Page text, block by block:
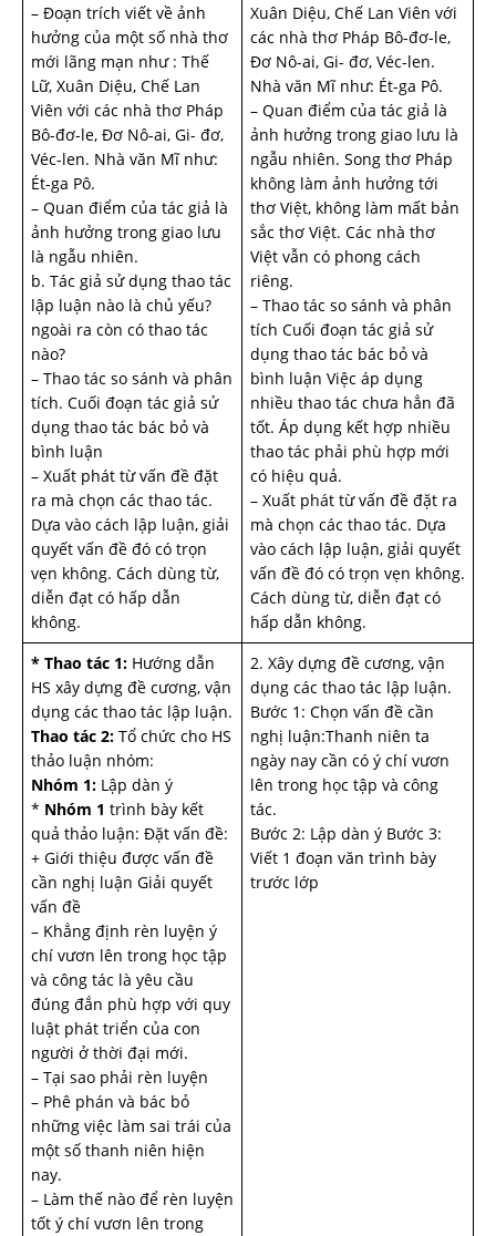
– Đoạn trích viết về ảnh
hưởng của một số nhà thơ
mới lãng mạn như : Thế
Lữ, Xuân Diệu, Chế Lan
Viên với các nhà thơ Pháp
Bô-đơ-le, Đơ Nô-ai, Gi- đơ,
Véc-len. Nhà văn Mĩ như:
Ét-ga Pô.
– Quan điểm của tác giả là
ảnh hưởng trong giao lưu
là ngẫu nhiên.
b. Tác giả sử dụng thao tác
lập luận nào là chủ yếu?
ngoài ra còn có thao tác
nào?
– Thao tác so sánh và phân
tích. Cuối đoạn tác giả sử
dụng thao tác bác bỏ và
bình luận
– Xuất phát từ vấn đề đặt
ra mà chọn các thao tác.
Dựa vào cách lập luận, giải
quyết vấn đề đó có trọn
vẹn không. Cách dùng từ,
diễn đạt có hấp dẫn
không.
Xuân Diệu, Chế Lan Viên với
các nhà thơ Pháp Bô-đơ-le,
Đơ Nô-ai, Gi- đơ, Véc-len.
Nhà văn Mĩ như: Ét-ga Pô.
– Quan điểm của tác giả là
ảnh hưởng trong giao lưu là
ngẫu nhiên. Song thơ Pháp
không làm ảnh hưởng tới
thơ Việt, không làm mất bản
sắc thơ Việt. Các nhà thơ
Việt vẫn có phong cách
riêng.
– Thao tác so sánh và phân
tích Cuối đoạn tác giả sử
dụng thao tác bác bỏ và
bình luận Việc áp dụng
nhiều thao tác chưa hẳn đã
tốt. Áp dụng kết hợp nhiều
thao tác phải phù hợp mới
có hiệu quả.
– Xuất phát từ vấn đề đặt ra
mà chọn các thao tác. Dựa
vào cách lập luận, giải quyết
vấn đề đó có trọn vẹn không.
Cách dùng từ, diễn đạt có
hấp dẫn không.
* Thao tác 1: Hướng dẫn
HS xây dựng đề cương, vận
dụng các thao tác lập luận.
Thao tác 2: Tổ chức cho HS
thảo luận nhóm:
Nhóm 1: Lập dàn ý
* Nhóm 1 trình bày kết
quả thảo luận: Đặt vấn đề:
+ Giới thiệu được vấn đề
cần nghị luận Giải quyết
vấn đề
– Khẳng định rèn luyện ý
chí vươn lên trong học tập
và công tác là yêu cầu
đúng đắn phù hợp với quy
luật phát triển của con
người ở thời đại mới.
– Tại sao phải rèn luyện
– Phê phán và bác bỏ
những việc làm sai trái của
một số thanh niên hiện
nay.
– Làm thế nào để rèn luyện
tốt ý chí vươn lên trong
2. Xây dựng đề cương, vận
dụng các thao tác lập luận.
Bước 1: Chọn vấn đề cần
nghị luận:Thanh niên ta
ngày nay cần có ý chí vươn
lên trong học tập và công
tác.
Bước 2: Lập dàn ý Bước 3:
Viết 1 đoạn văn trình bày
trước lớp